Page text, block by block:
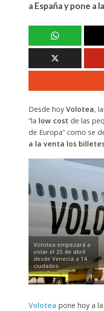
a España y pone a
Desde hoy Volotea,
“la low cost de las
de Europa” como se
a la venta los
Volotea empezará a
volar el 25 de abril
desde Venecia a 14
ciudades.
Volotea pone hoy a la